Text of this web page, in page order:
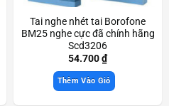
Tai nghe nhét tai Borofone
BM25 nghe cực đã chính hãng
Scd3206
54.700₫
Thêm Vào Giỏ